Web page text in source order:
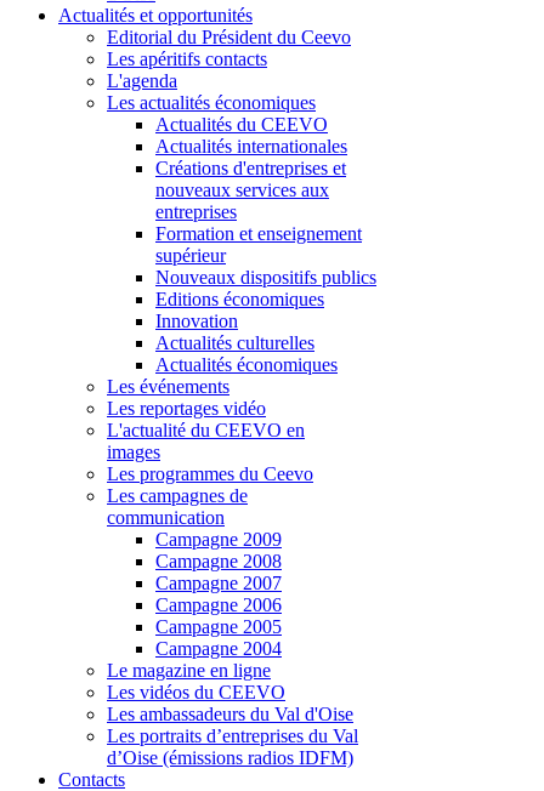
Actualités et opportunités
Editorial du Président du Ceevo
Les apéritifs contacts
L'agenda
Les actualités économiques
Actualités du CEEVO
Actualités internationales
Créations d'entreprises et
nouveaux services aux
entreprises
Formation et enseignement
supérieur
Nouveaux dispositifs publics
Editions économiques
Innovation
Actualités culturelles
Actualités économiques
Les événements
Les reportages vidéo
L'actualité du CEEVO en
images
Les programmes du Ceevo
Les campagnes de
communication
Campagne 2009
Campagne 2008
Campagne 2007
Campagne 2006
Campagne 2005
Campagne 2004
Le magazine en ligne
Les vidéos du CEEVO
Les ambassadeurs du Val d'Oise
Les portraits d’entreprises du Val
d’Oise (émissions radios IDFM)
Contacts